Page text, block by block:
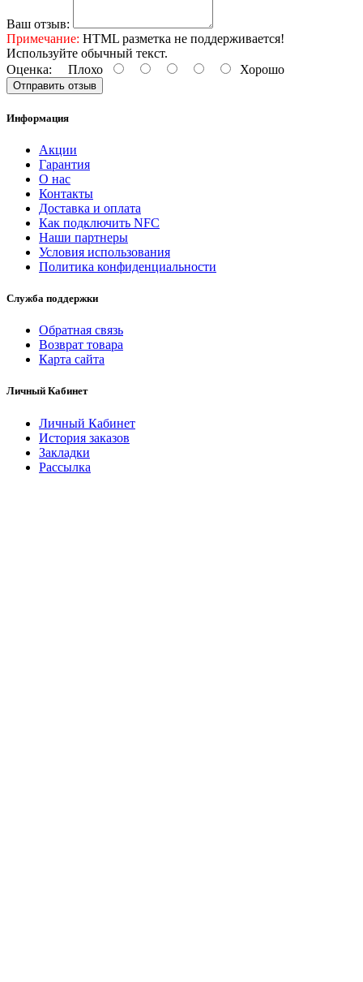
Ваш отзыв:
Примечание: HTML разметка не поддерживается!
Используйте обычный текст.
Оценка: Плохо Хорошо
Отправить отзыв
Информация
Акции
Гарантия
O нас
Контакты
Доставка и оплата
Как подключить NFC
Наши партнеры
Условия использования
Политика конфиденциальности
Служба поддержки
Обратная связь
Возврат товара
Карта сайта
Личный Кабинет
Личный Кабинет
История заказов
Закладки
Рассылка